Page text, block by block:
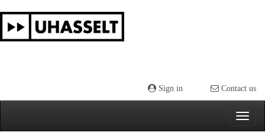
navigation
Sign in Contact us